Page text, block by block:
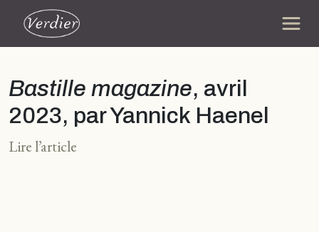
Bastille magazine, avril
2023, par Yannick Haenel
Lire l’article